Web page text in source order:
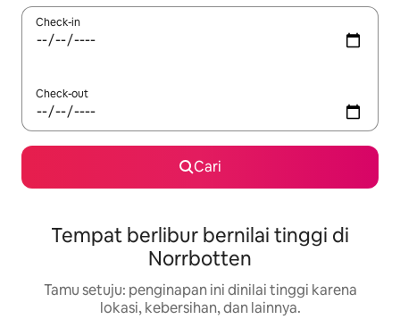
Check-in
Check-out
Cari
Tempat berlibur bernilai tinggi di
Norrbotten
Tamu setuju: penginapan ini dinilai tinggi karena
lokasi, kebersihan, dan lainnya.